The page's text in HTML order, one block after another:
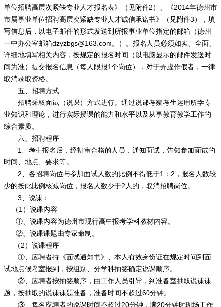
单位招聘高层次紧缺专业人才报名表》（见附件2）、《2014年德州市
市属事业单位招聘高层次紧缺专业人才诚信承诺书》（见附件3），填
写信息后，以电子邮件的形式发送到所报事业单位指定的邮箱（德州
一中办公室邮箱dzyzbgs@163.com。）。报名人员必须如实、全面、
详细地填写相关内容，按规定的报名时间（以电脑显示的邮件发送时
间为准）提交报名信息（每人限报1个岗位），对于弄虚作假者，一律
取消录取资格。
五、招聘方式
招聘采取面试（说课）方式进行。通过说课考察考生运用所学专
业知识和理论，进行实际授课的能力和水平以及从事教育教学工作的
综合素质。
六、招聘程序
1、考生报名后，经初审合格的人员，通知面试，告知参加面试的
时间、地点、要求等。
2、各招聘岗位与参加面试人数的比例不得低于1：2，报名人数较
少的按此比例核减岗位，报名人数少于2人的，取消招聘岗位。
3、说课：
（1）说课内容
①、说课内容为德州市现行高中报考学科教材内容。
②、说课课题由专家命制。
（2）说课程序
①、应聘者持《面试通知书》、本人有效身份证在规定时间到面
试地点候考室报到，按组别、分学科抽签确定说课顺序。
②、应聘者按抽签顺序，由工作人员引导，到准备室抽取说课课
题，按抽取的说课课题准备，准备时间不超过60分钟。
③、每名应聘者的说课时间不超过20分钟，满20分钟时现场工作